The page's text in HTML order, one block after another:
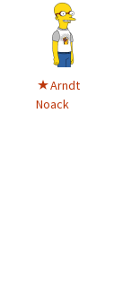
Arndt
Noack